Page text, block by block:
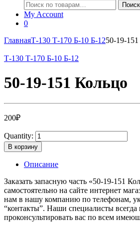
Искать:
Поиск
My Account
0
ГлавнаяТ-130 Т-170 Б-10 Б-1250-19-
Т-130 Т-170 Б-10 Б-12
50-19-151 Кольцо
200₽
Quantity:
В корзину
Описание
Заказать запасную часть «50-19-151
самостоятельно на сайте интернет
нам в нашу компанию по телефонам,
“контакты”. Наши специалисты всегда
проконсультировать вас по всем